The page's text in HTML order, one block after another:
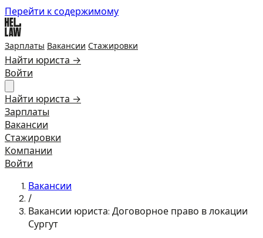
Перейти к содержимому
Зарплаты Вакансии Стажировки
Найти юриста →
Войти
Найти юриста →
Зарплаты
Вакансии
Стажировки
Компании
Войти
Вакансии
/
Вакансии юриста: Договорное право в локации
Сургут